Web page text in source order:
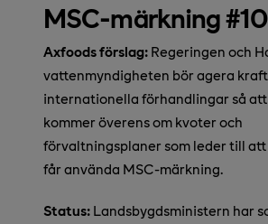
MSC-märkning #10
Axfoods förslag: Regeringen och
vattenmyndigheten bör agera
internationella förhandlingar så
kommer överens om kvoter och
förvaltningsplaner som leder till
får använda MSC-märkning.
Status: Landsbygdsministern har